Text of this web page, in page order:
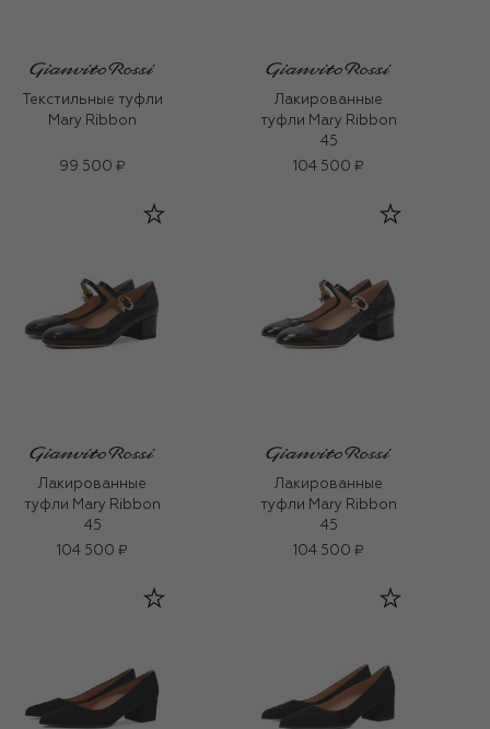
Текстильные туфли
Mary Ribbon
99 500 ₽
Лакированные
туфли Mary Ribbon
45
104 500 ₽
Лакированные
туфли Mary Ribbon
45
104 500 ₽
Лакированные
туфли Mary Ribbon
45
104 500 ₽